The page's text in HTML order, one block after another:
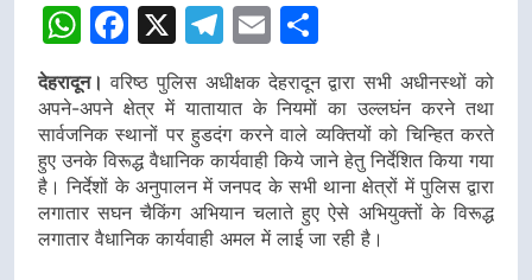
WhatsApp
Facebook
X Telegram
Email
देहरादून।वरिष्ठ पुलिस अधीक्षक देहरादून द्वारा सभी अधीनस्थों को
अपने-अपने क्षेत्र में यातायात के नियमों का उल्लघंन करने तथा
सार्वजनिक स्थानों पर हुडदंग करने वाले व्यक्तियों को चिन्हित करते
हुए उनके विरूद्ध वैधानिक कार्यवाही किये जाने हेतु निर्देशित किया गया
है। निर्देशों के अनुपालन में जनपद के सभी थाना क्षेत्रों में पुलिस द्वारा
लगातार सघन चैकिंग अभियान चलाते हुए ऐसे अभियुक्तों के विरूद्ध
लगातार वैधानिक कार्यवाही अमल में लाई जा रही है।